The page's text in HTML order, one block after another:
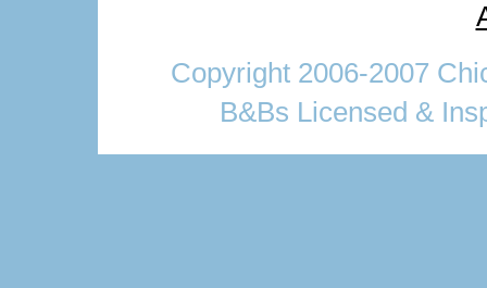
Copyright 2006-2007
B&Bs Licensed &